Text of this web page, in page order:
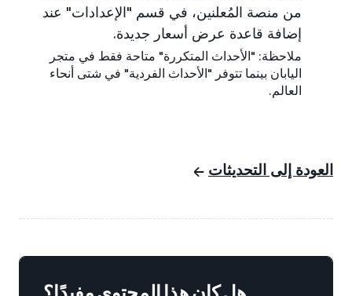
من منصة المُعلنين، في قسم "الإعدادات" عند
إضافة قاعدة عرض أسعار جديدة.
ملاحظة: "الأحداث المتكررة" متاحة فقط في متجر
اليابان بينما تتوفر "الأحداث الفردية" في شتى أنحاء
العالم.
العودة إلى التحديثات